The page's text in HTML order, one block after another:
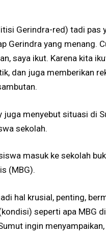
Gerindra-red) tadi pas
Gerindra yang menang.
saya ikut. Karena kita
dan juga memberikan
juga menyebut situasi di
sekolah.
masuk ke sekolah
(MBG).
hal krusial, penting,
seperti apa MBG
ingin